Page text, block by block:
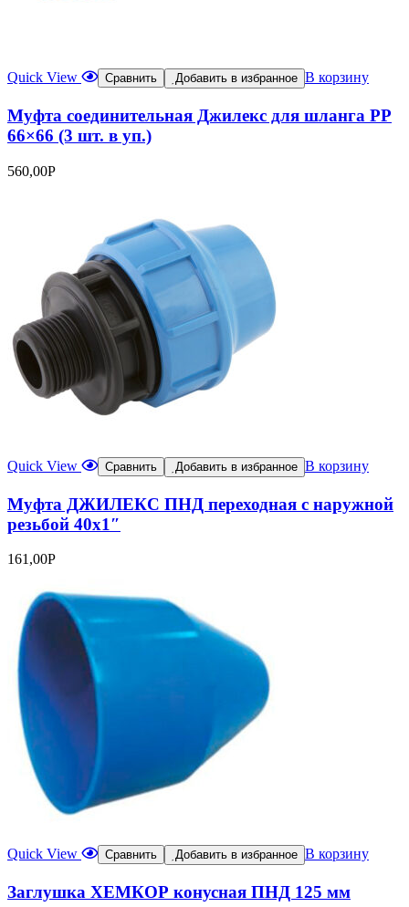
Quick View Сравнить Добавить в избранное В корзину
Муфта соединительная Джилекс для шланга РР
66×66 (3 шт. в уп.)
560,00Р
Quick View Сравнить Добавить в избранное В корзину
Муфта ДЖИЛЕКС ПНД переходная с наружной
резьбой 40х1″
161,00Р
Quick View Сравнить Добавить в избранное В корзину
Заглушка ХЕМКОР конусная ПНД 125 мм